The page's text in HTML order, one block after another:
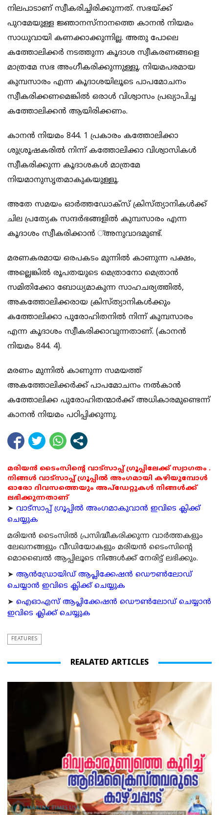
നിലപാടാണ് സ്വീകരിച്ചിരിക്കുന്നത്. സഭയ്ക്ക്
പുറമേയുള്ള ജ്ഞാനസ്‌നാനത്തെ കാനന്‍ നിയമം
സാധുവായി കണക്കാക്കുന്നില്ല. അതു പോലെ
കത്തോലിക്കര്‍ നടത്തുന്ന കൂദാശ സ്വീകരണങ്ങളെ
മാത്രമേ സഭ അംഗീകരിക്കുന്നുള്ളൂ. നിയമപരമായ
കുമ്പസാരം എന്ന കൂദാശയിലൂടെ പാപമോചനം
സ്വീകരിക്കണമെങ്കില്‍ ഒരാള്‍ വിശ്വാസം പ്രഖ്യാപിച്ച
കത്തോലിക്കന്‍ ആയിരിക്കണം.
കാനന്‍ നിയമം 844. 1 പ്രകാരം കത്തോലിക്കാ
ശുശ്രൂഷകരില്‍ നിന്ന് കത്തോലിക്കാ വിശ്വാസികള്‍
സ്വീകരിക്കുന്ന കൂദാശകള്‍ മാത്രമേ
നിയമാനുസൃതമാകുകയുള്ളൂ.
അതേ സമയം ഓര്‍ത്തഡോക്‌സ് ക്രിസ്ത്യാനികള്‍ക്ക്
ചില പ്രത്യേക സന്ദര്‍ഭങ്ങളില്‍ കുമ്പസാരം എന്ന
കൂദാശം സ്വീകരിക്കാന്‍ ്അനുവാദമുണ്ട്.
മരണകരമായ ഒരപകടം മുന്നില്‍ കാണുന്ന പക്ഷം,
അല്ലെങ്കില്‍ രൂപതയുടെ മെത്രാനോ മെത്രാന്‍
സമിതിക്കോ ബോധ്യമാകുന്ന സാഹചര്യത്തില്‍,
അകത്തോലിക്കരായ ക്രിസ്ത്യാനികള്‍ക്കും
കത്തോലിക്കാ പുരോഹിതനില്‍ നിന്ന് കുമ്പസാരം
എന്ന കൂദാശം സ്വീകരിക്കാവുന്നതാണ്. (കാനന്‍
നിയമം 844. 4).
മരണം മുന്നില്‍ കാണുന്ന സമയത്ത്
അകത്തോലിക്കര്‍ക്ക് പാപമോചനം നല്‍കാന്‍
കത്തോലിക്ക പുരോഹിതന്മാര്‍ക്ക് അധികാരമുണ്ടെന്ന്
കാനന്‍ നിയമം പഠിപ്പിക്കുന്നു.
മരിയൻ ടൈംസിന്റെ വാട്സാപ്പ് ഗ്രൂപ്പിലേക്ക് സ്വാഗതം .
നിങ്ങൾ വാട്സാപ്പ് ഗ്രൂപ്പിൽ അംഗമായി കഴിയുമ്പോൾ
ഓരോ ദിവസത്തെയും അപ്ഡേറ്റുകൾ നിങ്ങൾക്ക്
ലഭിക്കുന്നതാണ്
➤ വാട്സാപ്പ് ഗ്രൂപ്പിൽ അംഗമാകുവാൻ ഇവിടെ ക്ലിക്ക്
ചെയ്യുക
മരിയന്‍ ടൈംസില്‍ പ്രസിദ്ധീകരിക്കുന്ന വാര്‍ത്തകളും
ലേഖനങ്ങളും വീഡിയോകളും മരിയന്‍ ടൈംസിന്റെ
മൊബൈല്‍ ആപ്പിലൂടെ നിങ്ങള്‍ക്ക് നേരിട്ട് ലഭിക്കും.
➤ ആന്‍ഡ്രോയിഡ് ആപ്ലിക്കേഷന്‍ ഡൌണ്‍ലോഡ്
ചെയ്യാന്‍ ഇവിടെ ക്ലിക്ക് ചെയ്യുക
➤ ഐഓഎസ് ആപ്ലിക്കേഷന്‍ ഡൌണ്‍ലോഡ് ചെയ്യാന്‍
ഇവിടെ ക്ലിക്ക് ചെയ്യുക
FEATURES
REALATED ARTICLES